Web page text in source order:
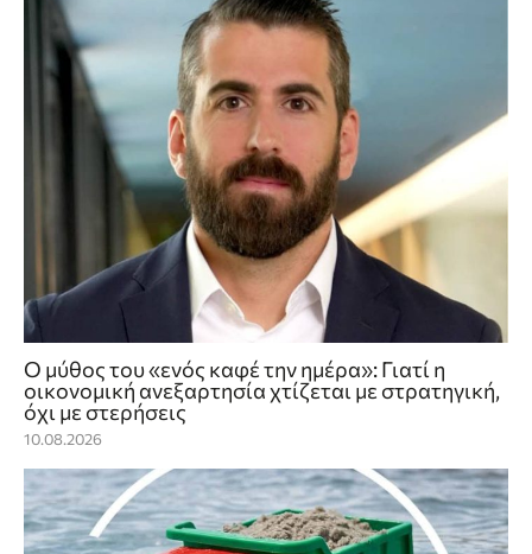
Ο μύθος του «ενός καφέ την ημέρα»: Γιατί η
οικονομική ανεξαρτησία χτίζεται με στρατηγική,
όχι με στερήσεις
10.08.2026